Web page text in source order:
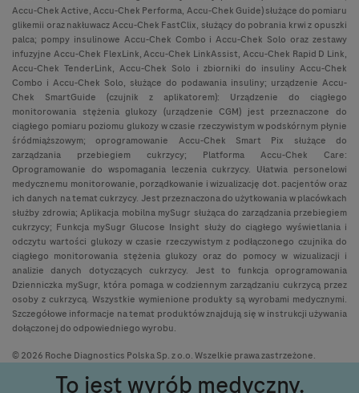
Accu-Chek Active, Accu-Chek Performa, Accu-Chek Guide) służące do pomiaru
glikemii oraz nakłuwacz Accu-Chek FastClix, służący do pobrania krwi z opuszki
palca; pompy insulinowe Accu-Chek Combo i Accu-Chek Solo oraz zestawy
infuzyjne Accu-Chek FlexLink, Accu-Chek LinkAssist, Accu-Chek Rapid D Link,
Accu-Chek TenderLink, Accu-Chek Solo i zbiorniki do insuliny Accu-Chek
Combo i Accu-Chek Solo, służące do podawania insuliny; urządzenie Accu-
Chek SmartGuide (czujnik z aplikatorem): Urządzenie do ciągłego
monitorowania stężenia glukozy (urządzenie CGM) jest przeznaczone do
ciągłego pomiaru poziomu glukozy w czasie rzeczywistym w podskórnym płynie
śródmiąższowym; oprogramowanie Accu-Chek Smart Pix służące do
zarządzania przebiegiem cukrzycy; Platforma Accu-Chek Care:
Oprogramowanie do wspomagania leczenia cukrzycy. Ułatwia personelowi
medycznemu monitorowanie, porządkowanie i wizualizację dot. pacjentów oraz
ich danych na temat cukrzycy. Jest przeznaczona do użytkowania w placówkach
służby zdrowia; Aplikacja mobilna mySugr służąca do zarządzania przebiegiem
cukrzycy; Funkcja mySugr Glucose Insight służy do ciągłego wyświetlania i
odczytu wartości glukozy w czasie rzeczywistym z podłączonego czujnika do
ciągłego monitorowania stężenia glukozy oraz do pomocy w wizualizacji i
analizie danych dotyczących cukrzycy. Jest to funkcja oprogramowania
Dzienniczka mySugr, która pomaga w codziennym zarządzaniu cukrzycą przez
osoby z cukrzycą. Wszystkie wymienione produkty są wyrobami medycznymi.
Szczegółowe informacje na temat produktów znajdują się w instrukcji używania
dołączonej do odpowiedniego wyrobu.
© 2026 Roche Diagnostics Polska Sp. z o.o. Wszelkie prawa zastrzeżone.
To jest wyrób medyczny.